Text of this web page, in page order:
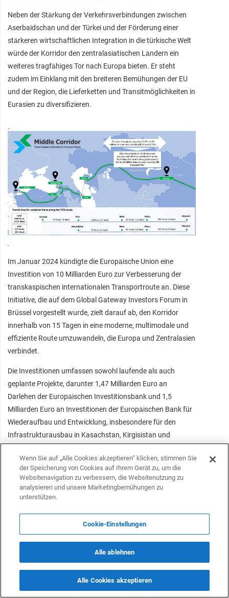
Neben der Stärkung der Verkehrsverbindungen zwischen
Aserbaidschan und der Türkei und der Förderung einer
stärkeren wirtschaftlichen Integration in die türkische Welt
würde der Korridor den zentralasiatischen Ländern ein
weiteres tragfähiges Tor nach Europa bieten. Er steht
zudem im Einklang mit den breiteren Bemühungen der EU
und der Region, die Lieferketten und Transitmöglichkeiten in
Eurasien zu diversifizieren.
Im Januar 2024 kündigte die Europäische Union eine
Investition von 10 Milliarden Euro zur Verbesserung der
transkaspischen internationalen Transportroute an. Diese
Initiative, die auf dem Global Gateway Investors Forum in
Brüssel vorgestellt wurde, zielt darauf ab, den Korridor
innerhalb von 15 Tagen in eine moderne, multimodale und
effiziente Route umzuwandeln, die Europa und Zentralasien
verbindet.
Die Investitionen umfassen sowohl laufende als auch
geplante Projekte, darunter 1,47 Milliarden Euro an
Darlehen der Europäischen Investitionsbank und 1,5
Milliarden Euro an Investitionen der Europäischen Bank für
Wiederaufbau und Entwicklung, insbesondere für den
Infrastrukturausbau in Kasachstan, Kirgisistan und
Engagement der EU, Handelsrouten zu diversifizieren und
die Abhängigkeit von traditionellen Korridoren durch
Russland zu verringern.
traditionelle Routen immer weniger rentabel werden, wird
der Mittlere Korridor schnell zu einer strategischen
Notwendigkeit. Er bietet deutschen Unternehmen einen
sicheren und effizienten Weg nach Zentralasien, China und
anderen wichtigen Märkten im Osten.
Wenn Sie auf „Alle Cookies akzeptieren“ klicken, stimmen Sie
der Speicherung von Cookies auf Ihrem Gerät zu, um die
Websitenavigation zu verbessern, die Websitenutzung zu
analysieren und unsere Marketingbemühungen zu
unterstützen.
Cookie-Einstellungen
Alle ablehnen
Alle Cookies akzeptieren